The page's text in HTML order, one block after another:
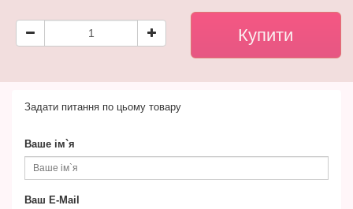
Задати питання по цьому товару
Ваше ім`я
Ваш E-Mail